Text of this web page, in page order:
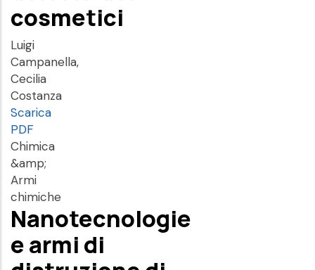
cosmetici
Luigi
Campanella,
Cecilia
Costanza
Scarica
PDF
Chimica
&amp;
Armi
chimiche
Nanotecnologie
e armi di